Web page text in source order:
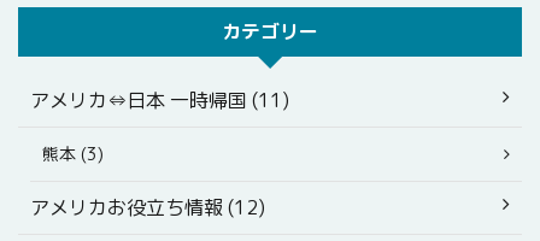
カテゴリー
アメリカ⇔日本 一時帰国 (11)
熊本 (3)
アメリカお役立ち情報 (12)